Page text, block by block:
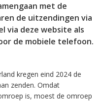
met de
de uitzendingen via
via deze website als
de mobiele telefoon.
kregen eind 2024 de
zenden. Omdat
is, moest de omroep